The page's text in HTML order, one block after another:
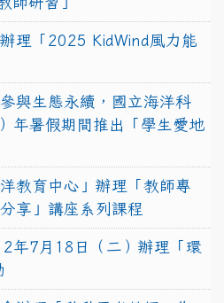
理「2025 KidWind風力能
與生態永續，國立海洋科
年暑假期間推出「學生愛地
教育中心」辦理「教師專
享」講座系列課程
年7月18日（二）辦理「環